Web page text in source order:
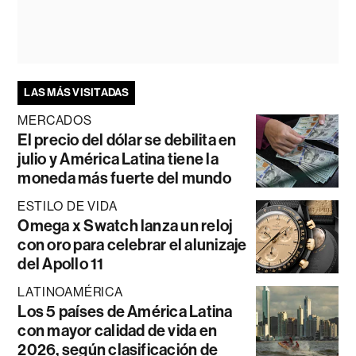
LAS MÁS VISITADAS
MERCADOS
El precio del dólar se debilita en
julio y América Latina tiene la
moneda más fuerte del mundo
ESTILO DE VIDA
Omega x Swatch lanza un reloj
con oro para celebrar el alunizaje
del Apollo 11
LATINOAMÉRICA
Los 5 países de América Latina
con mayor calidad de vida en
2026, según clasificación de